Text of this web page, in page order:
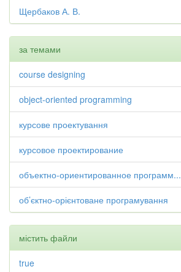
Щербаков А. В.
за темами
course designing
object-oriented programming
курсове проектування
курсовое проектирование
объектно-ориентированное программ...
об’єктно-орієнтоване програмування
містить файли
true